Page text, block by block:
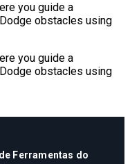
you guide a
obstacles using
you guide a
obstacles using
Ferramentas do